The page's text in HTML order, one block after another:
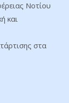
Νοτίου
και
στα